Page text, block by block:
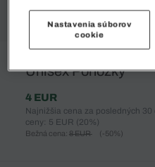
%
Unisex Ponožky
4 EUR
Najnižšia cena za posledných
ceny: 5 EUR (20%)
Bežná cena: 8 EUR (-50%)
Nastavenia súborov
cookie